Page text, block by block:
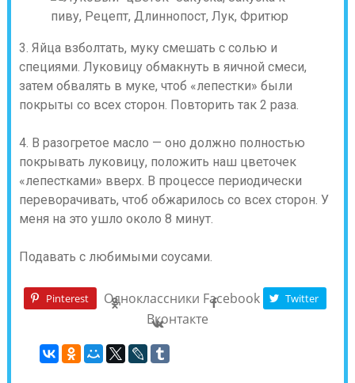
3. Яйца взболтать, муку смешать с солью и
специями. Луковицу обмакнуть в яичной смеси,
затем обвалять в муке, чтоб «лепестки» были
покрыты со всех сторон. Повторить так 2 раза.
4. В разогретое масло — оно должно полностью
покрывать луковицу, положить наш цветочек
«лепестками» вверх. В процессе периодически
переворачивать, чтоб обжарилось со всех сторон. У
меня на это ушло около 8 минут.
Подавать с любимыми соусами.
Pinterest Одноклассники Facebook Twitter
Вконтакте